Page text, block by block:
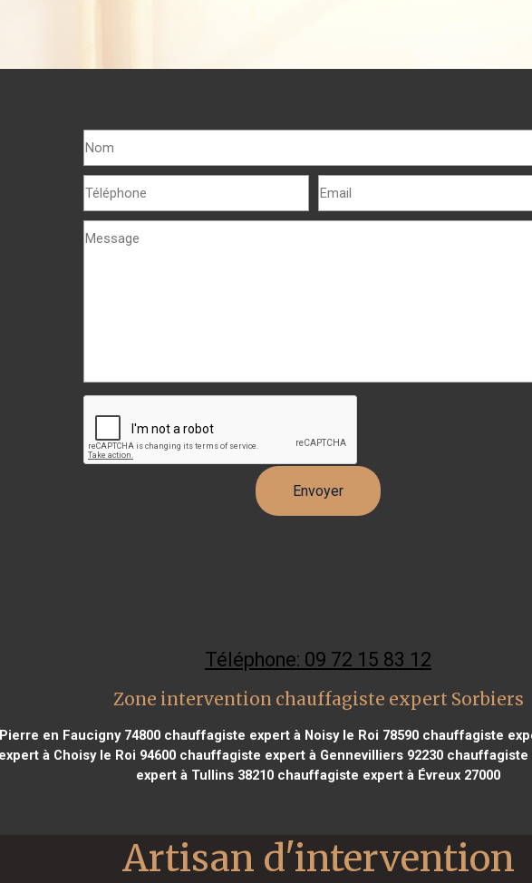
Téléphone: 09 72 15 83 12
Zone intervention chauffagiste expert Sorbiers
en Faucigny 74800 chauffagiste expert à Noisy le Roi 78590 chauffagiste
à Choisy le Roi 94600 chauffagiste expert à Gennevilliers 92230 chauffagiste
expert à Tullins 38210 chauffagiste expert à Évreux 27000
Artisan d'intervention